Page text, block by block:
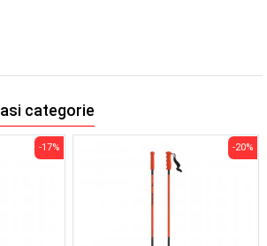
categorie
-17% -20%